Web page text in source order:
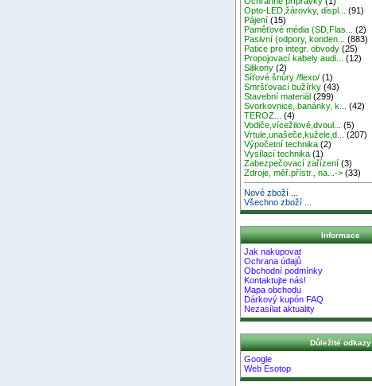
Opto-LED,žárovky, displ...
(91)
Pájení (15)
Paměťové média (SD,Flas...
(2)
Pasivní (odpory, konden...
(883)
Patice pro integr. obvody (25)
Propojovací kabely audi...
(12)
Silikony (2)
Síťové šnůry /flexo/ (1)
Smršťovací bužírky (43)
Stavební materiál (299)
Svorkovnice, banánky, k...
(42)
TEROZ...
(4)
Vodiče,vícežilové,dvoul...
(5)
Vrtule,unašeče,kužele,d...
(207)
Výpočetní technika (2)
Vysílací technika (1)
Zabezpečovací zařízení (3)
Zdroje, měř.přístr., na...-> (33)
Nové zboží ...
Všechno zboží ...
Informace
Jak nakupovat
Ochrana údajů
Obchodní podmínky
Kontaktujte nás!
Mapa obchodu
Dárkový kupón FAQ
Nezasílat aktuality
Důležité odkazy
Google
Web Esotop